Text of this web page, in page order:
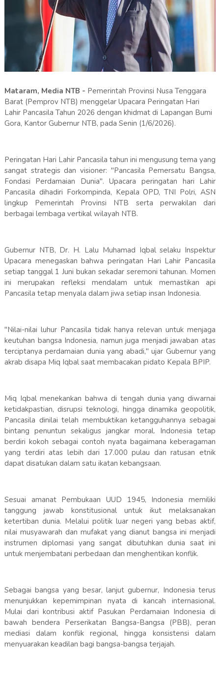
Mataram, Media NTB - Pemerintah Provinsi Nusa Tenggara
Barat (Pemprov NTB) menggelar Upacara Peringatan Hari
Lahir Pancasila Tahun 2026 dengan khidmat di Lapangan Bumi
Gora, Kantor Gubernur NTB, pada Senin (1/6/2026).
Peringatan Hari Lahir Pancasila tahun ini mengusung tema yang
sangat strategis dan visioner: "Pancasila Pemersatu Bangsa,
Fondasi Perdamaian Dunia". Upacara peringatan hari Lahir
Pancasila dihadiri Forkompinda, Kepala OPD, TNI Polri, ASN
lingkup Pemerintah Provinsi NTB serta perwakilan dari
berbagai lembaga vertikal wilayah NTB.
Gubernur NTB, Dr. H. Lalu Muhamad Iqbal selaku Inspektur
Upacara menegaskan bahwa peringatan Hari Lahir Pancasila
setiap tanggal 1 Juni bukan sekadar seremoni tahunan. Momen
ini merupakan refleksi mendalam untuk memastikan api
Pancasila tetap menyala dalam jiwa setiap insan Indonesia.
"Nilai-nilai luhur Pancasila tidak hanya relevan untuk menjaga
keutuhan bangsa Indonesia, namun juga menjadi jawaban atas
terciptanya perdamaian dunia yang abadi," ujar Gubernur yang
akrab disapa Miq Iqbal saat membacakan pidato Kepala BPIP.
Miq Iqbal menekankan bahwa di tengah dunia yang diwarnai
ketidakpastian, disrupsi teknologi, hingga dinamika geopolitik,
Pancasila dinilai telah membuktikan ketangguhannya sebagai
bintang penuntun sekaligus jangkar moral. Indonesia tetap
berdiri kokoh sebagai contoh nyata bagaimana keberagaman
yang terdiri atas lebih dari 17.000 pulau dan ratusan etnik
dapat disatukan dalam satu ikatan kebangsaan.
Sesuai amanat Pembukaan UUD 1945, Indonesia memiliki
tanggung jawab konstitusional untuk ikut melaksanakan
ketertiban dunia. Melalui politik luar negeri yang bebas aktif,
nilai musyawarah dan mufakat yang dianut bangsa ini menjadi
instrumen diplomasi yang sangat dibutuhkan dunia saat ini
untuk menjembatani perbedaan dan menghentikan konflik.
Sebagai bangsa yang besar, lanjut gubernur, Indonesia terus
menunjukkan kepemimpinan nyata di kancah internasional.
Mulai dari kontribusi aktif Pasukan Perdamaian Indonesia di
bawah bendera Perserikatan Bangsa-Bangsa (PBB), peran
mediasi dalam konflik regional, hingga konsistensi dalam
menyuarakan keadilan bagi bangsa-bangsa terjajah.